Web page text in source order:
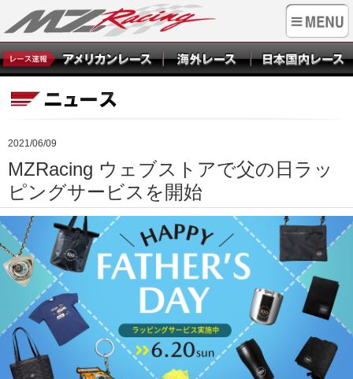
2021/06/09
MZRacing ウェブストアで父の日ラッ
ピングサービスを開始